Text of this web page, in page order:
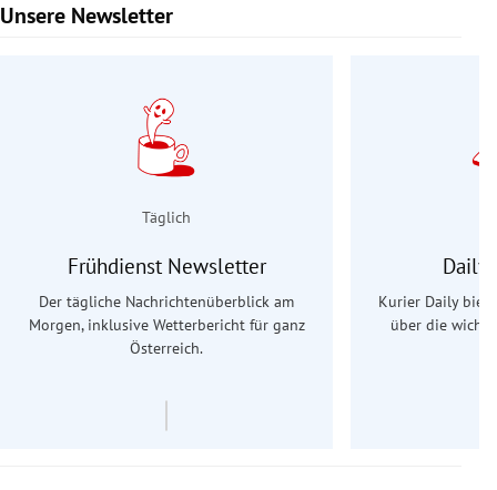
Unsere Newsletter
Slide 1 von 9
Täglich
Frühdienst Newsletter
Der tägliche Nachrichtenüberblick am
Morgen, inklusive Wetterbericht für ganz
Österreich.
Daily
Kurier Daily
über die